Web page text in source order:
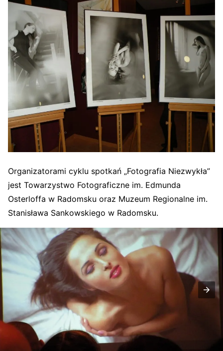
Organizatorami cyklu spotkań „Fotografia Niezwykła”
jest Towarzystwo Fotograficzne im. Edmunda
Osterloffa w Radomsku oraz Muzeum Regionalne im.
Stanisława Sankowskiego w Radomsku.